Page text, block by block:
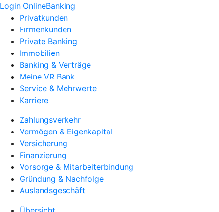
Login OnlineBanking
Privatkunden
Firmenkunden
Private Banking
Immobilien
Banking & Verträge
Meine VR Bank
Service & Mehrwerte
Karriere
Zahlungsverkehr
Vermögen & Eigenkapital
Versicherung
Finanzierung
Vorsorge & Mitarbeiterbindung
Gründung & Nachfolge
Auslandsgeschäft
Übersicht